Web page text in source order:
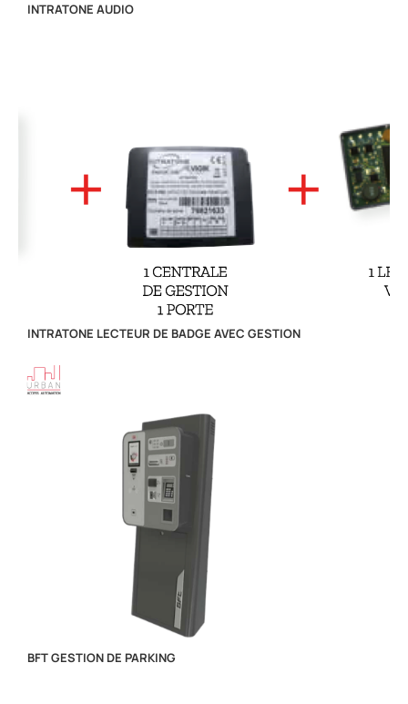
INTRATONE AUDIO
INTRATONE LECTEUR DE BADGE AVEC GESTION
BFT GESTION DE PARKING